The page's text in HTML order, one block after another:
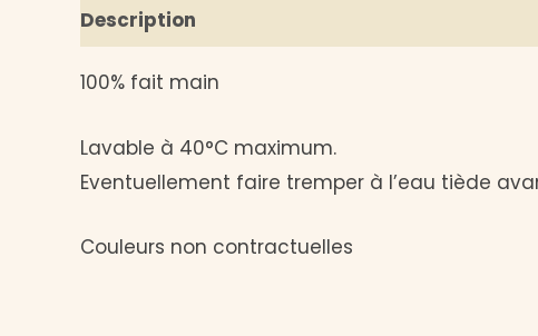
Description
100% fait main
Lavable à 40°C maximum.
Eventuellement faire tremper à l’eau tiède
Couleurs non contractuelles